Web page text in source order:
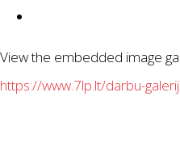
View the embedded image
https://www.7lp.lt/darbu-